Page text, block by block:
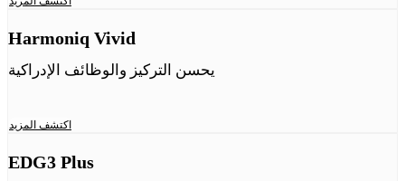
Harmoniq Vivid
يحسن التركيز والوظائف الإدراكية
اكتشف المزيد
EDG3 Plus